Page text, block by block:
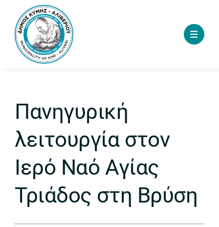
content
Πανηγυρική
λειτουργία στον
Ιερό Ναό Αγίας
Τριάδος στη Βρύση